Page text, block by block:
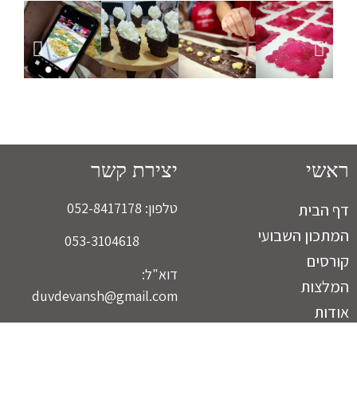
ראשי
דף הבית
המתכון השבועי
קורסים
המלצות
אודות
יצירת קשר
טלפון: 052-8417178
053-3104618
דוא"ל:
duvdevansh@gmail.com
כתובת:דברי חיים 5, נתניה